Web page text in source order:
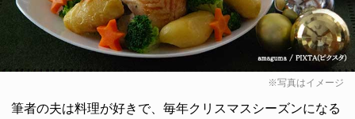
※写真はイメージ
筆者の夫は料理が好きで、毎年クリスマスシーズンになる